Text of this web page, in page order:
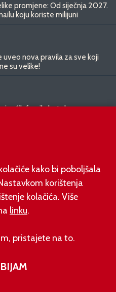
promjene: Od siječnja 2027.
koju koriste milijuni
uveo nova pravila za sve koji
su velike!
family hotela na
štiti najmoprimce, ali i
savez objavili
kako bi poboljšala
korištenja
kolačića. Više
linku.
pristajete na to.